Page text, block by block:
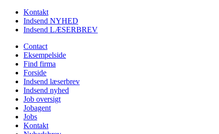
Kontakt
Indsend NYHED
Indsend LÆSERBREV
Contact
Eksempelside
Find firma
Forside
Indsend læserbrev
Indsend nyhed
Job oversigt
Jobagent
Jobs
Kontakt